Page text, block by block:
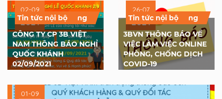
02-09
2021
CÔNG TY CP 3B VIỆT
NAM THÔNG BÁO NGHỈ
QUỐC KHÁNH
02/09/2021
Tin tức - hoạt động
,
Tin tức nội bộ
26-07
2021
3BVN THÔNG BÁO VỀ
VIỆC LÀM VIỆC ONLINE
PHÒNG, CHỐNG DỊCH
COVID-19
Tin tức - hoạt động
,
Tin tức nội bộ
01-09